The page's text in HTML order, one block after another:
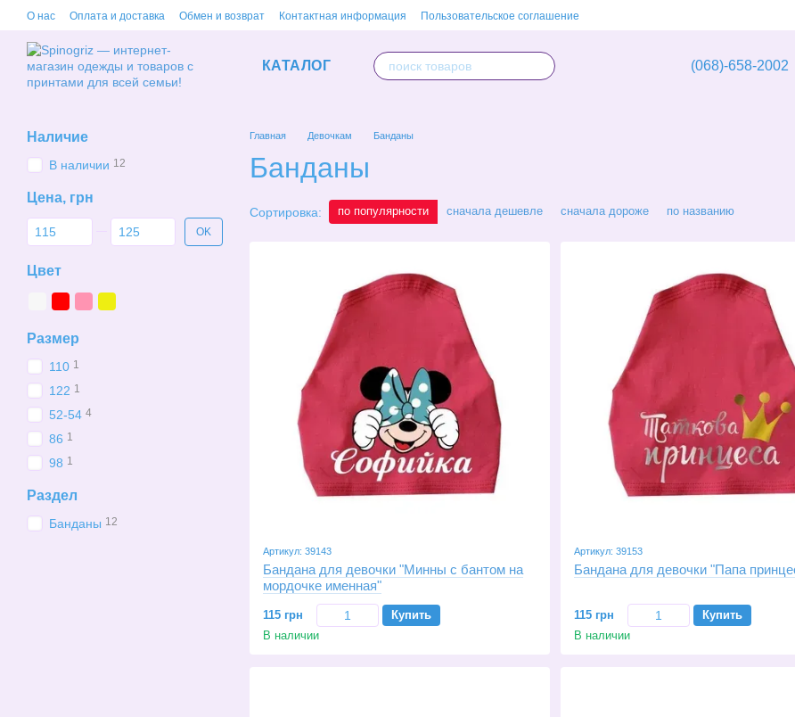
Перейти к основному контенту
О нас Оплата и доставка Обмен и возврат Контактная информация Пользовательское соглашение
КАТАЛОГ (068)-658-2002
Главная Девочкам Банданы
Банданы
Сортировка: по популярности сначала дешевле сначала дороже по названию
Артикул: 39143
Бандана для девочки "Минны с бантом на
мордочке именная"
115 грн
Купить
В наличии
Артикул: 39153
Бандана для девочки "Папа
115 грн
Купить
В наличии
Наличие
В наличии 12
Цена, грн
От Цена, грн
До Цена, грн OK
Цвет
Размер
110 1
122 1
52-54 4
86 1
98 1
Раздел
Банданы 12